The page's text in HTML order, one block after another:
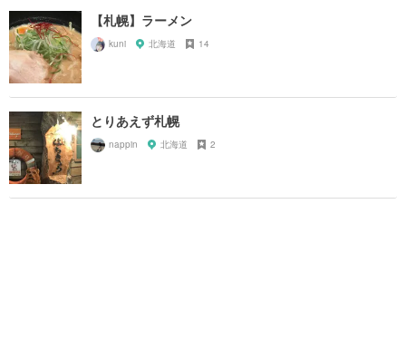
【札幌】ラーメン
kuni 北海道 14
とりあえず札幌
nappin 北海道 2